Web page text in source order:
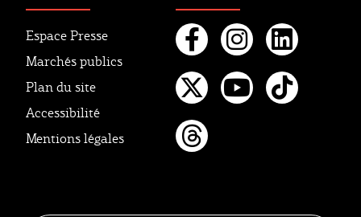
Espace Presse
Marchés publics
Plan du site
Accessibilité
Mentions légales
Facebook
Twitter